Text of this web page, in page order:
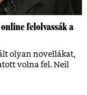
felolvassák a
olyan novellákat,
volna fel. Neil